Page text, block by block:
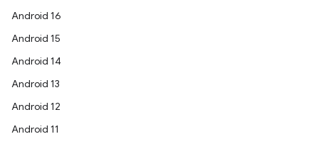
Android 16
Android 15
Android 14
Android 13
Android 12
Android 11